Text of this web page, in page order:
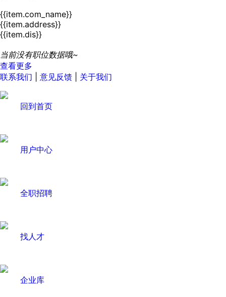
{{item.com_name}}
{{item.address}}
{{item.dis}}
当前没有职位数据哦~
查看更多
联系我们
意见反馈 关于我们
回到首页
用户中心
全职招聘
找人才
企业库